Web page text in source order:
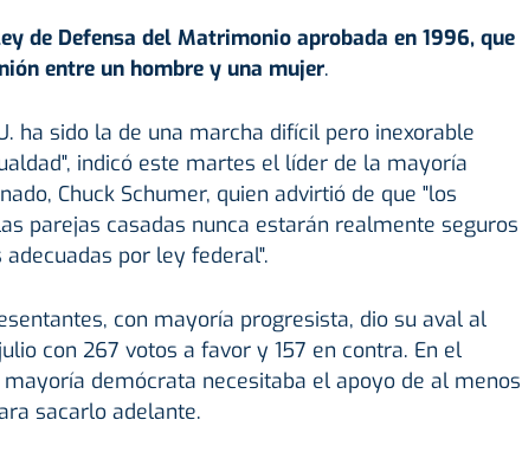
de Defensa del Matrimonio aprobada en 1996, que
entre un hombre y una mujer.
ha sido la de una marcha difícil pero inexorable
indicó este martes el líder de la mayoría
Chuck Schumer, quien advirtió de que "los
parejas casadas nunca estarán realmente seguros
por ley federal".
con mayoría progresista, dio su aval al
con 267 votos a favor y 157 en contra. En el
mayoría demócrata necesitaba el apoyo de al menos
sacarlo adelante.